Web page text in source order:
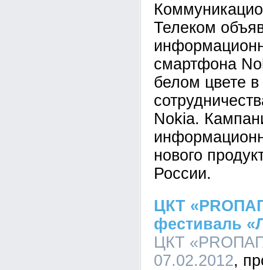
Телеком
смартфона
белом цвете
Nokia.
нового
России.
ЦКТ
фестиваль
ЦКТ
07.02.2012